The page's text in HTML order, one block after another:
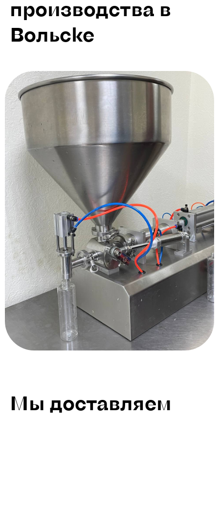
производства в
Вольске
Мы доставляем